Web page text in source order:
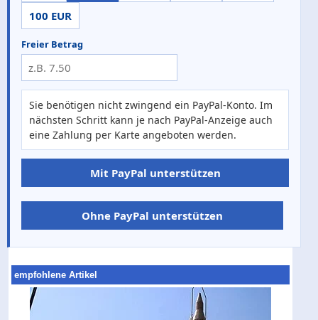
100 EUR
Freier Betrag
Sie benötigen nicht zwingend ein PayPal-Konto. Im
nächsten Schritt kann je nach PayPal-Anzeige auch
eine Zahlung per Karte angeboten werden.
Mit PayPal unterstützen
Ohne PayPal unterstützen
empfohlene Artikel